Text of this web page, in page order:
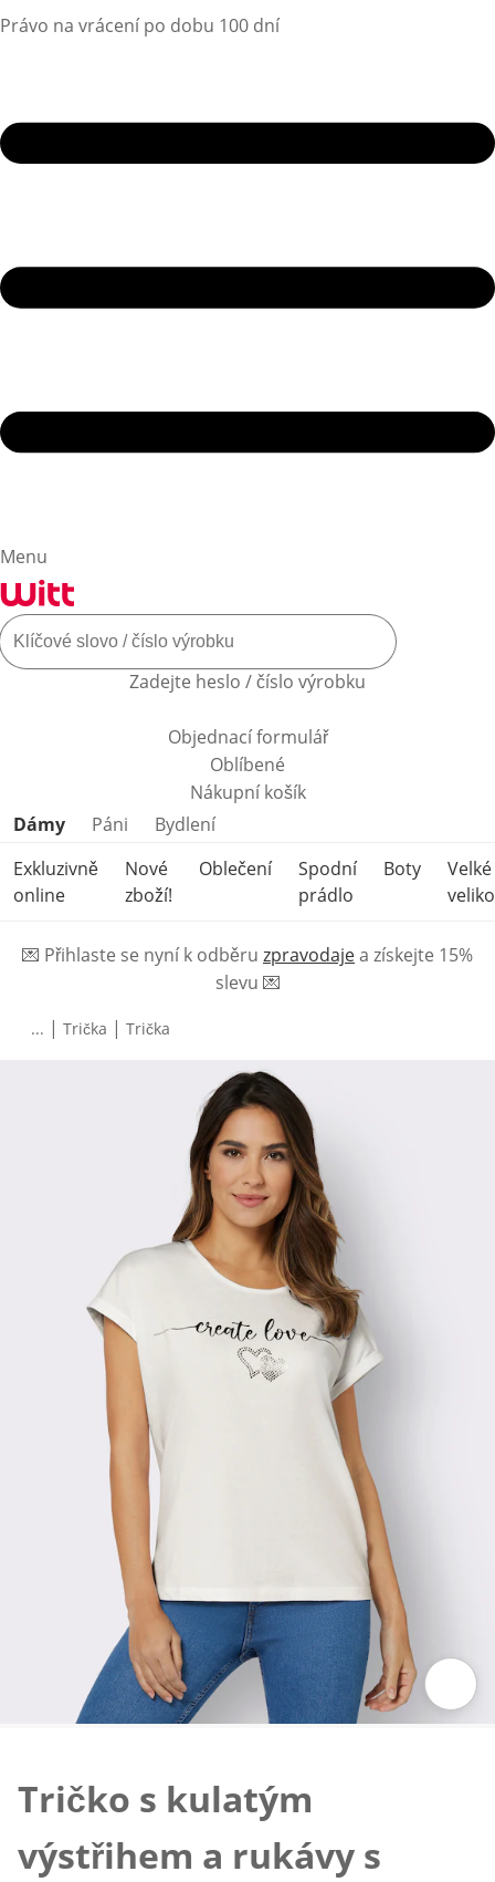
Právo na vrácení po dobu 100 dní
Menu
Zadejte heslo / číslo výrobku
Objednací formulář
Oblíbené
Nákupní košík
Přeskočit kategorie produktů
Dámy Páni
Bydlení
Exkluzivně
online
Nové
zboží!
Oblečení
Spodní
prádlo
Boty
Velké
💌 Přihlaste se nyní k odběru zpravodajea získejte 15%
slevu 💌
... | Trička | Trička
Tričko s kulatým
výstřihem a rukávy s